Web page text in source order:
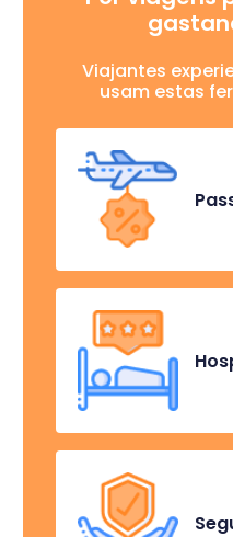
Viajantes
usam estas